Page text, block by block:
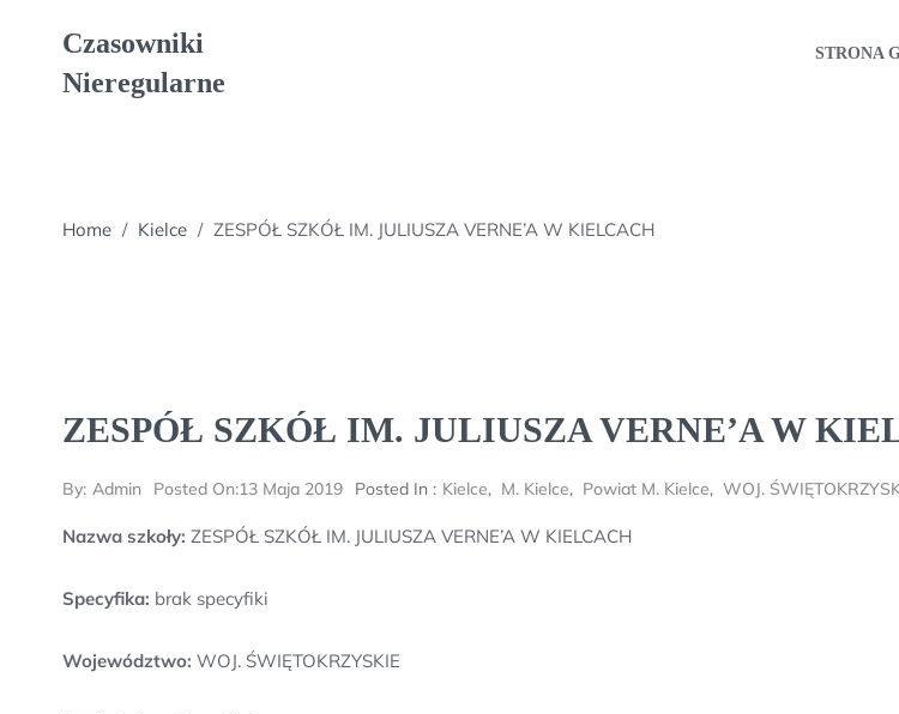
Czasowniki
Nieregularne
STRONA
Home / Kielce / ZESPÓŁ SZKÓŁ IM. JULIUSZA VERNE’A W KIELCACH
ZESPÓŁ SZKÓŁ IM. JULIUSZA VERNE’A W
By: Admin Posted On:13 Maja 2019 Posted In : Kielce, M. Kielce, Powiat M. Kielce, WOJ.
Nazwa szkoły: ZESPÓŁ SZKÓŁ IM. JULIUSZA VERNE’A W KIELCACH
Specyfika: brak specyfiki
Województwo: WOJ. ŚWIĘTOKRZYSKIE